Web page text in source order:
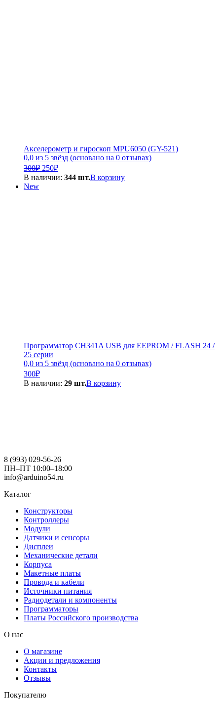
Акселерометр и гироскоп MPU6050 (GY-521)
0,0 из 5 звёзд (основано на 0 отзывах)
300₽ Первоначальная
цена
250₽Текущая
цена:
В наличии: 344 шт.В корзину
New
Программатор CH341A USB для EEPROM / FLASH 24 /
25 серии
0,0 из 5 звёзд (основано на 0 отзывах)
300₽
В наличии: 29 шт.В корзину
8 (993) 029-56-26
ПН–ПТ 10:00–18:00
info@arduino54.ru
Каталог
Конструкторы
Контроллеры
Модули
Датчики и сенсоры
Дисплеи
Механические детали
Корпуса
Макетные платы
Провода и кабели
Источники питания
Радиодетали и компоненты
Программаторы
Платы Российского производства
О нас
О магазине
Акции и предложения
Контакты
Отзывы
Покупателю